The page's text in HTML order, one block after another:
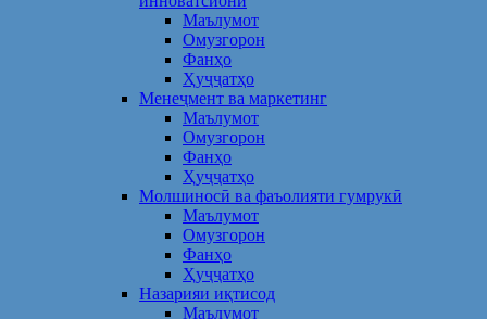
Маълумот
Омузгорон
Фанҳо
Ҳуҷҷатҳо
Менеҷмент ва маркетинг
Маълумот
Омузгорон
Фанҳо
Ҳуҷҷатҳо
Молшиносӣ ва фаъолияти гумрукӣ
Маълумот
Омузгорон
Фанҳо
Ҳуҷҷатҳо
Назарияи иқтисод
Маълумот